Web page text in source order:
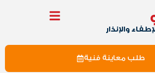
والإنذار
طلب معاينة فنية